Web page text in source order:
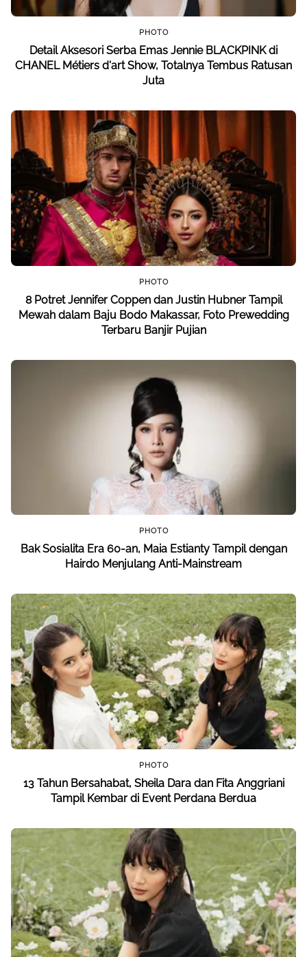
PHOTO
Detail Aksesori Serba Emas Jennie BLACKPINK di
CHANEL Métiers d'art Show, Totalnya Tembus Ratusan
Juta
PHOTO
8 Potret Jennifer Coppen dan Justin Hubner Tampil
Mewah dalam Baju Bodo Makassar, Foto Prewedding
Terbaru Banjir Pujian
PHOTO
Bak Sosialita Era 60-an, Maia Estianty Tampil dengan
Hairdo Menjulang Anti-Mainstream
PHOTO
13 Tahun Bersahabat, Sheila Dara dan Fita Anggriani
Tampil Kembar di Event Perdana Berdua